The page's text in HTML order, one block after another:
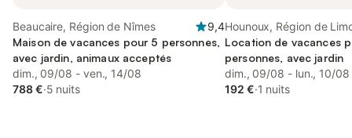
Beaucaire, Région de Nîmes
9,4
Maison de vacances pour 5 personnes,
avec jardin, animaux acceptés
dim., 09/08 - ven., 14/08
788 €·5 nuits
Hounoux, Région de
Location de vacances
personnes, avec jardin
dim., 09/08 - lun., 10/08
192 €·1 nuits